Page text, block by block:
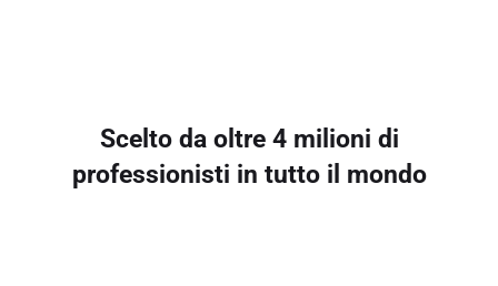
Scelto da oltre 4 milioni di
professionisti in tutto il mondo